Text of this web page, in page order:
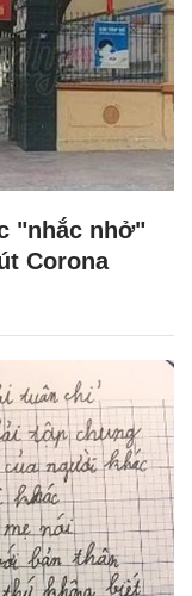
"nhắc nhở"
Corona